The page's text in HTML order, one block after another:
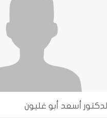
الدكتور أسعد أبو غليون